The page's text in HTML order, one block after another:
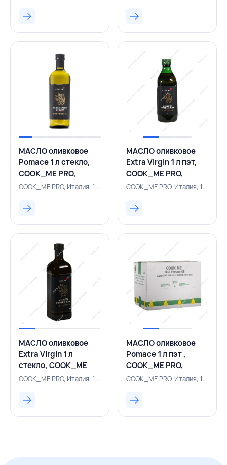
МАСЛО оливковое
Pomace 1 л стекло,
COOK_ME PRO,
ИТАЛИЯ
COOK_ME PRO, Италия, 157100266
МАСЛО оливковое
Extra Virgin 1 л пэт,
COOK_ME PRO,
ИТАЛИЯ
COOK_ME PRO, Италия, 157100898
МАСЛО оливковое
Extra Virgin 1 л
стекло, COOK_ME
PRO, ИТАЛИЯ
COOK_ME PRO, Италия, 157100894
МАСЛО оливковое
Pomace 1 л пэт ,
COOK_ME PRO,
ИТАЛИЯ
COOK_ME PRO, Италия, 157100359